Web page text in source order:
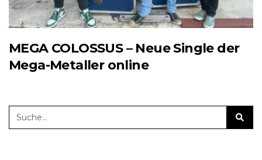
MEGA COLOSSUS – Neue Single der
Mega-Metaller online